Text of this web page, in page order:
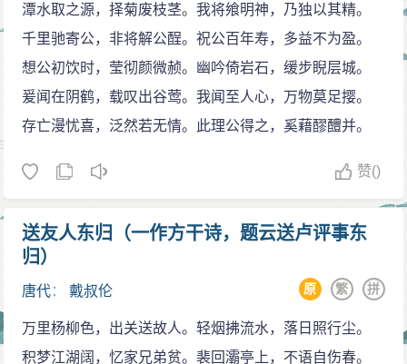
潭水取之源，择菊废枝茎。我将飨明神，乃独以其精。
千里驰寄公，非将解公酲。祝公百年寿，多益不为盈。
想公初饮时，莹彻颜微赪。幽吟倚岩石，缓步睨层城。
爰闻在阴鹤，载叹出谷莺。我闻至人心，万物莫足撄。
存亡漫忧喜，泛然若无情。此理公得之，奚藉醪醴并。
赞()
送友人东归（一作方干诗，题云送卢评事东
归）
唐代：戴叔伦 拼
繁
原
万里杨柳色，出关送故人。轻烟拂流水，落日照行尘。
积梦江湖阔，忆家兄弟贫。裴回灞亭上，不语自伤春。